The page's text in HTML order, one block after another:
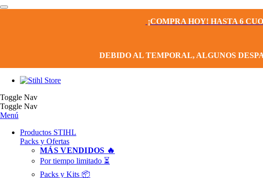
¡COMPRA HOY! HASTA 6
DEBIDO AL TEMPORAL, ALGUNOS
Toggle Nav
Toggle Nav
Menú
Productos STIHL
Packs y Ofertas
MÁS VENDIDOS 🔥
Por tiempo limitado ⏳
Packs y Kits 📦